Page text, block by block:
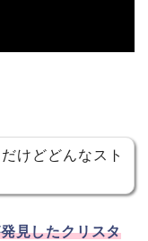
けどどんなスト
見したクリスタ